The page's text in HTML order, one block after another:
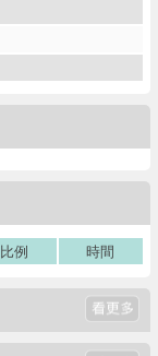
比例 時間